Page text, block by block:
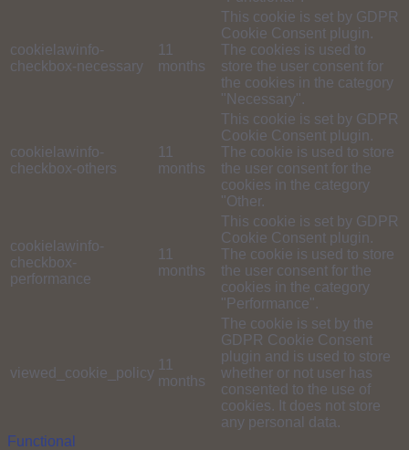
cookielawinfo-
checkbox-necessary
11
months
This cookie is set by GDPR
Cookie Consent plugin.
The cookies is used to
store the user consent for
the cookies in the category
"Necessary".
cookielawinfo-
checkbox-others
11
months
This cookie is set by GDPR
Cookie Consent plugin.
The cookie is used to store
the user consent for the
cookies in the category
"Other.
cookielawinfo-
checkbox-
performance
11
months
This cookie is set by GDPR
Cookie Consent plugin.
The cookie is used to store
the user consent for the
cookies in the category
"Performance".
viewed_cookie_policy
11
months
The cookie is set by the
GDPR Cookie Consent
plugin and is used to store
whether or not user has
consented to the use of
cookies. It does not store
any personal data.
Functional